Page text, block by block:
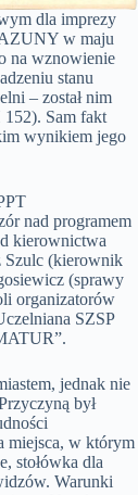
dla imprezy
w maju
na wznowienie
stanu
– został nim
Sam fakt
wynikiem jego
nad programem
kierownictwa
Szulc (kierownik
(sprawy
organizatorów
SZSP
jednak nie
był
miejsca, w którym
stołówka dla
Warunki